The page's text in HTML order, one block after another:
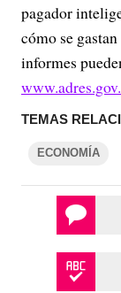
pagador
cómo se
informes
TEMAS
ECONOMÍA